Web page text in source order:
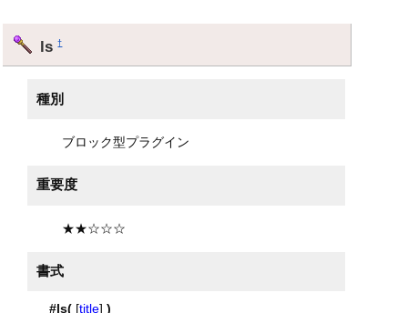
ls†
種別
ブロック型プラグイン
重要度
★★☆☆☆
書式
#ls([title] )